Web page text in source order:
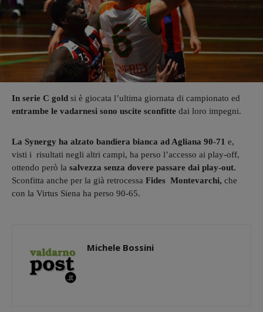
In serie C gold si è giocata l’ultima giornata di campionato ed
entrambe le vadarnesi sono uscite sconfitte dai loro impegni.
La Synergy ha alzato bandiera bianca ad Agliana 90-71 e,
visti i risultati negli altri campi, ha perso l’accesso ai play-off,
ottendo però la salvezza senza dovere passare dai play-out.
Sconfitta anche per la già retrocessa Fides Montevarchi, che
con la Virtus Siena ha perso 90-65.
Michele Bossini